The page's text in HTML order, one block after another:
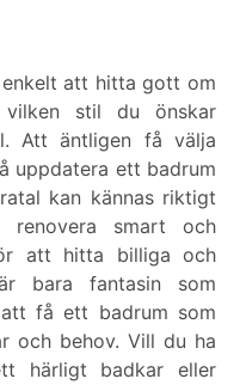
att hitta gott om
stil du önskar
Att äntligen få välja
uppdatera ett badrum
kan kännas riktigt
smart och
att hitta billiga och
bara fantasin som
få ett badrum som
och behov. Vill du ha
härligt badkar eller